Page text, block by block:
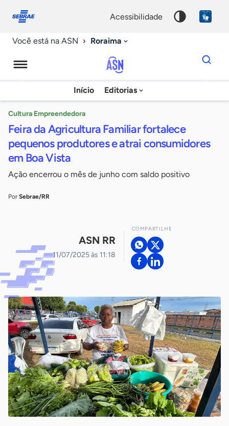
conosco
acessibilidade
Você está na ASN Roraima
Agência
Sebrae
Notícias
Início Editorias
Dados
para
chave
Cultura Empreendedora
Feira da Agricultura Familiar fortalece
pequenos produtores e atrai consumidores
em Boa Vista
Ação encerrou o mês de junho com saldo positivo
Por Sebrae/RR
ASN RR
11/07/2025 às 11:18
COMPARTILHE